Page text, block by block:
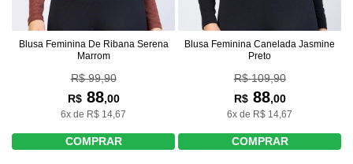
Blusa Feminina De Ribana Serena
Marrom
R$ 99,90
R$88,00
6x de R$ 14,67
COMPRAR
Blusa Feminina Canelada Jasmine
Preto
R$ 109,90
R$88,00
6x de R$ 14,67
COMPRAR